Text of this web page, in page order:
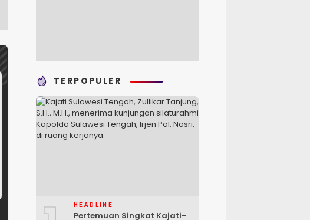
TERPOPULER
HEADLINE
Pertemuan Singkat Kajati-